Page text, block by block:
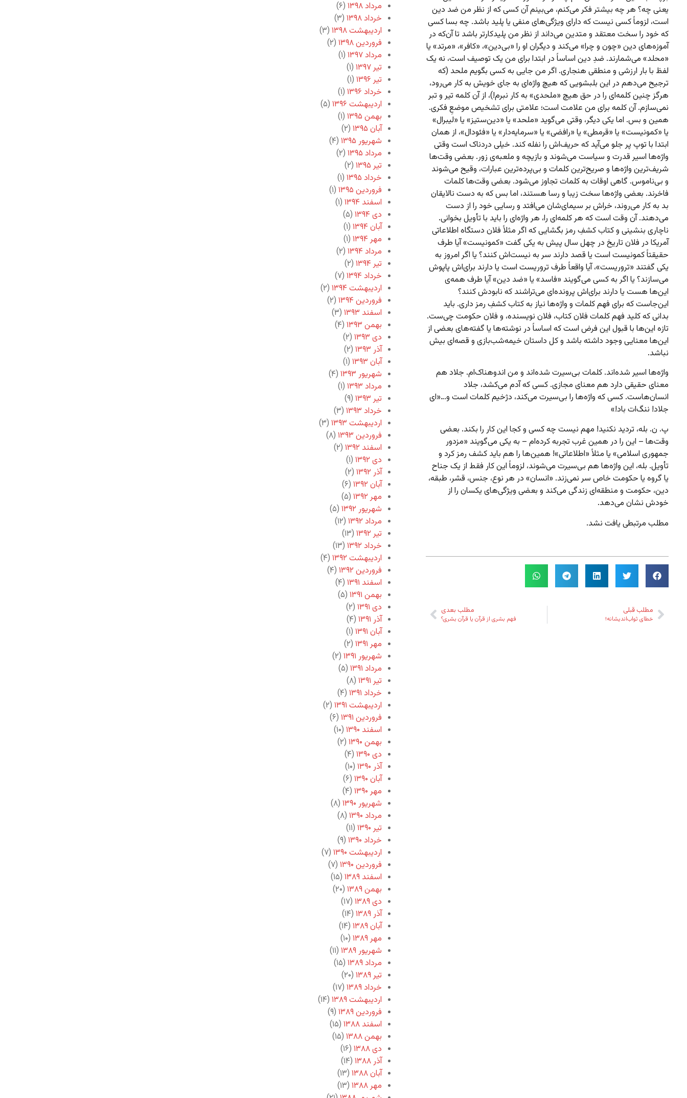
یعنی چه؟ هر چه بیشتر فکر می‌کنم، می‌بینم آن کسی که از نظر من ضد دین
است، لزوماً کسی نیست که دارای ویژگی‌های منفی یا پلید باشد. چه بسا کسی
که خود را سخت معتقد و متدین می‌داند از نظر من پلیدکارتر باشد تا آن‌که در
آموزه‌های دین «چون و چرا» می‌کند و دیگران او را «بی‌دین»، «کافر»، «مرتد» یا
«محلد» می‌شمارند. ضدِ دین اساساً در ابتدا برای من یک توصیف است، نه یک
لفظ با بار ارزشی و منطقی هنجاری. اگر من جایی به کسی بگویم ملحد (که
ترجیح می‌دهم در این بلبشویی که هیچ واژه‌ای به جای خویش به کار می‌رود،
هرگز چنین کلمه‌ای را در حق هیچ «ملحدی» به کار نبرم!)، از آن کلمه تیر و تبر
نمی‌سازم. آن کلمه برای من علامت است؛ علامتی برای تشخیص موضعِ فکری.
همین و بس. اما یکی دیگر، وقتی می‌گوید «ملحد» یا «دین‌ستیز» یا «لیبرال»
یا «کمونیست» یا «قرمطی» یا «رافضی» یا «سرمایه‌دار» یا «فئودال»، از همان
ابتدا با توپ پر جلو می‌آید که حریف‌اش را نفله کند. خیلی دردناک است وقتی
واژه‌ها اسیر قدرت و سیاست می‌شوند و بازیچه و ملعبه‌ی زور. بعضی وقت‌ها
شریف‌ترین واژه‌ها و صریح‌ترین کلمات و بی‌پرده‌ترین عبارات، وقیح می‌شوند
و بی‌ناموس. گاهی اوقات به کلمات تجاوز می‌شود. بعضی وقت‌ها کلمات
فاخرند. بعضی واژه‌ها سخت زیبا و رسا هستند، اما بس که به دست نالایقان
بد به کار می‌روند، خراش بر سیمای‌شان می‌افتد و رسایی خود را از دست
می‌دهند. آن وقت است که هر کلمه‌ای را، هر واژه‌ای را باید با تأویل بخوانی.
ناچاری بنشینی و کتاب کشفِ رمز بگشایی که اگر مثلاً فلان دستگاه اطلاعاتی
آمریکا در فلان تاریخ در چهل سال پیش به یکی گفت «کمونیست» آیا طرف
حقیقتاً کمونیست است یا قصد دارند سر به نیست‌اش کنند؟ یا اگر امروز به
یکی گفتند «تروریست»، آیا واقعاً طرف تروریست است یا دارند برای‌اش پاپوش
می‌سازند؟ یا اگر به کسی می‌گویند «فاسد» یا «ضد دین» آیا طرف همه‌ی
این‌ها هست یا دارند برای‌اش پرونده‌ای می‌تراشند که نابودش کنند؟
این‌جاست که برای فهم کلمات و واژه‌ها نیاز به کتاب کشفِ رمز داری. باید
بدانی که کلید فهم کلمات فلان کتاب، فلان نویسنده، و فلان حکومت چی‌ست.
تازه این‌ها با قبول این فرض است که اساساً در نوشته‌ها یا گفته‌های بعضی از
این‌ها معنایی وجود داشته باشد و کل داستان خیمه‌شب‌بازی و قصه‌ای بیش
نباشد.
واژه‌ها اسیر شده‌اند. کلمات بی‌سیرت شده‌اند و من اندوهناک‌ام. جلاد هم
معنای حقیقی دارد هم معنای مجازی. کسی که آدم می‌کشد، جلاد
انسان‌هاست. کسی که واژه‌ها را بی‌سیرت می‌کند، دژخیم کلمات است و…«ای
جلاد! ننگ‌ات باد!»
پ. ن. بله، تردید نکنید!‌ مهم نیست چه کسی و کجا این کار را بکند. بعضی
وقت‌ها – این را در همین غرب تجربه کرده‌ام – به یکی می‌گویند «مزدور
جمهوری اسلامی» یا مثلاً «اطلاعاتی»! همین‌ها را هم باید کشف رمز کرد و
تأویل. بله، این واژه‌ها هم بی‌سیرت می‌شوند، لزوماً این کار فقط از یک جناح
یا گروه یا حکومت خاص سر نمی‌زند. «انسان» در هر نوع، جنس، قشر، طبقه،
دین، حکومت و منطقه‌ای زندگی می‌کند و بعضی ویژگی‌های یکسان را از
خودش نشان می‌دهد.
مطلب مرتبطی یافت نشد.
مطلب قبلی
خطای ثواب‌اندیشانه!
مطلب بعدی
فهم بشری از قرآن یا قرآن بشری؟
مرداد ۱۳۹۸
(۶)
خرداد ۱۳۹۸
(۳)
اردیبهشت ۱۳۹۸
(۳)
فروردین ۱۳۹۸
(۲)
مرداد ۱۳۹۷
(۱)
تیر ۱۳۹۷
(۱)
تیر ۱۳۹۶
(۱)
خرداد ۱۳۹۶
(۱)
اردیبهشت ۱۳۹۶
(۵)
بهمن ۱۳۹۵
(۱)
آبان ۱۳۹۵
(۲)
شهریور ۱۳۹۵
(۴)
مرداد ۱۳۹۵
(۲)
تیر ۱۳۹۵
(۲)
خرداد ۱۳۹۵
(۱)
فروردین ۱۳۹۵
(۱)
اسفند ۱۳۹۴
(۱)
دی ۱۳۹۴
(۵)
آبان ۱۳۹۴
(۱)
مهر ۱۳۹۴
(۱)
مرداد ۱۳۹۴
(۲)
تیر ۱۳۹۴
(۲)
خرداد ۱۳۹۴
(۷)
اردیبهشت ۱۳۹۴
(۲)
فروردین ۱۳۹۴
(۲)
اسفند ۱۳۹۳
(۳)
بهمن ۱۳۹۳
(۴)
دی ۱۳۹۳
(۲)
آذر ۱۳۹۳
(۲)
آبان ۱۳۹۳
(۱)
شهریور ۱۳۹۳
(۴)
مرداد ۱۳۹۳
(۱)
تیر ۱۳۹۳
(۹)
خرداد ۱۳۹۳
(۳)
اردیبهشت ۱۳۹۳
(۳)
فروردین ۱۳۹۳
(۸)
اسفند ۱۳۹۲
(۲)
دی ۱۳۹۲
(۱)
آذر ۱۳۹۲
(۲)
آبان ۱۳۹۲
(۶)
مهر ۱۳۹۲
(۵)
شهریور ۱۳۹۲
(۵)
مرداد ۱۳۹۲
(۱۲)
تیر ۱۳۹۲
(۱۳)
خرداد ۱۳۹۲
(۱۳)
اردیبهشت ۱۳۹۲
(۴)
فروردین ۱۳۹۲
(۴)
اسفند ۱۳۹۱
(۴)
بهمن ۱۳۹۱
(۵)
دی ۱۳۹۱
(۲)
آذر ۱۳۹۱
(۴)
آبان ۱۳۹۱
(۱)
مهر ۱۳۹۱
(۲)
شهریور ۱۳۹۱
(۲)
مرداد ۱۳۹۱
(۵)
تیر ۱۳۹۱
(۸)
خرداد ۱۳۹۱
(۴)
اردیبهشت ۱۳۹۱
(۲)
فروردین ۱۳۹۱
(۶)
اسفند ۱۳۹۰
(۱۰)
بهمن ۱۳۹۰
(۲)
دی ۱۳۹۰
(۴)
آذر ۱۳۹۰
(۱۰)
آبان ۱۳۹۰
(۶)
مهر ۱۳۹۰
(۴)
شهریور ۱۳۹۰
(۸)
مرداد ۱۳۹۰
(۸)
تیر ۱۳۹۰
(۱۱)
خرداد ۱۳۹۰
(۹)
اردیبهشت ۱۳۹۰
(۷)
فروردین ۱۳۹۰
(۷)
اسفند ۱۳۸۹
(۱۵)
بهمن ۱۳۸۹
(۲۰)
دی ۱۳۸۹
(۱۷)
آذر ۱۳۸۹
(۱۴)
آبان ۱۳۸۹
(۱۴)
مهر ۱۳۸۹
(۱۰)
شهریور ۱۳۸۹
(۱۱)
مرداد ۱۳۸۹
(۱۵)
تیر ۱۳۸۹
(۲۰)
خرداد ۱۳۸۹
(۱۷)
اردیبهشت ۱۳۸۹
(۱۴)
فروردین ۱۳۸۹
(۹)
اسفند ۱۳۸۸
(۱۵)
بهمن ۱۳۸۸
(۱۵)
دی ۱۳۸۸
(۱۶)
آذر ۱۳۸۸
(۱۴)
آبان ۱۳۸۸
(۱۳)
مهر ۱۳۸۸
(۱۳)